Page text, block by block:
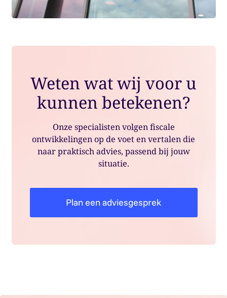
Weten wat wij voor u
kunnen betekenen?
Onze specialisten volgen fiscale
ontwikkelingen op de voet en vertalen die
naar praktisch advies, passend bij jouw
situatie.
Plan een adviesgesprek